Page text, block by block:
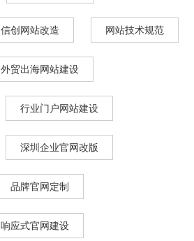
信创网站改造 网站技术规范
外贸出海网站建设
行业门户网站建设
深圳企业官网改版
品牌官网定制
响应式官网建设